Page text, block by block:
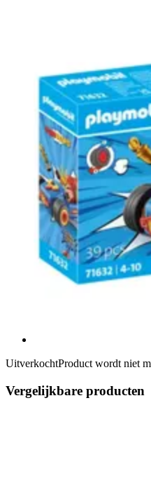
UitverkochtProduct wordt niet
Vergelijkbare producten